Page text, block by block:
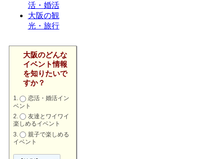
活・婚活
大阪の観
光・旅行
大阪のどんな
イベント情報
を知りたいで
すか？
恋活・婚活イン
ベント
友達とワイワイ
楽しめるイベント
親子で楽しめる
イベント